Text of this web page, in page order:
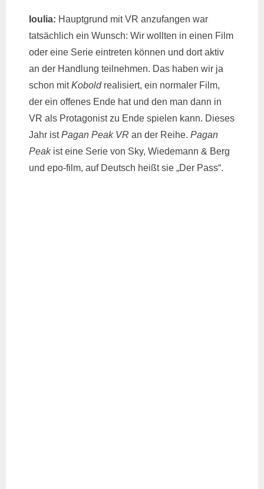
Ioulia: Hauptgrund mit VR anzufangen war
tatsächlich ein Wunsch: Wir wollten in einen Film
oder eine Serie eintreten können und dort aktiv
an der Handlung teilnehmen. Das haben wir ja
schon mitKoboldrealisiert, ein normaler Film,
der ein offenes Ende hat und den man dann in
VR als Protagonist zu Ende spielen kann. Dieses
Jahr istPagan Peak VR an der Reihe. Pagan
Peakist eine Serie von Sky, Wiedemann & Berg
und epo-film, auf Deutsch heißt sie „Der Pass“.